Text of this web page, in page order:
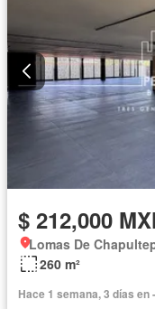
$ 212,000
Lomas De
260 m²
Hace 1 semana, 3 días